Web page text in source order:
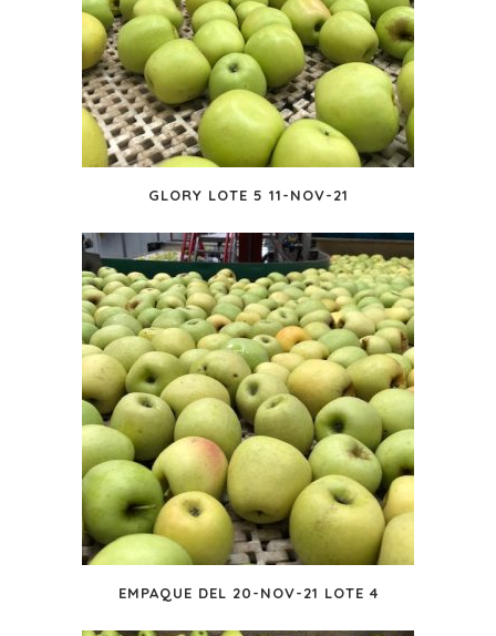
GLORY LOTE 5 11-NOV-21
EMPAQUE DEL 20-NOV-21 LOTE 4